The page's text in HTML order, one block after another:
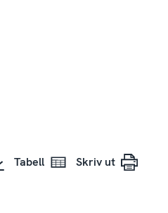
Tabell Skriv ut